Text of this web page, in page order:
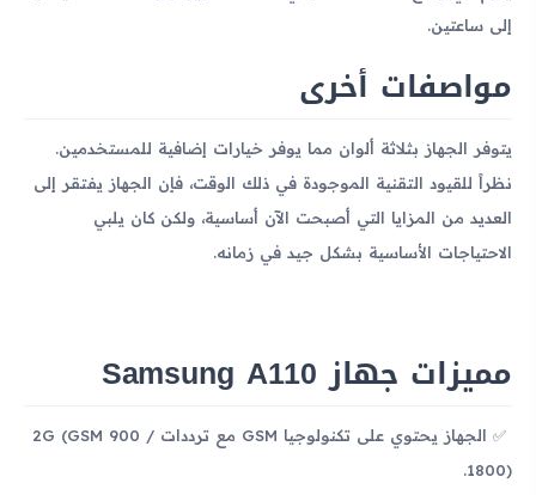
إلى ساعتين.
مواصفات أخرى
يتوفر الجهاز بثلاثة ألوان مما يوفر خيارات إضافية للمستخدمين.
نظراً للقيود التقنية الموجودة في ذلك الوقت، فإن الجهاز يفتقر إلى
العديد من المزايا التي أصبحت الآن أساسية، ولكن كان يلبي
الاحتياجات الأساسية بشكل جيد في زمانه.
مميزات جهاز Samsung A110
الجهاز يحتوي على تكنولوجيا GSM مع ترددات 2G (GSM 900 /
1800).